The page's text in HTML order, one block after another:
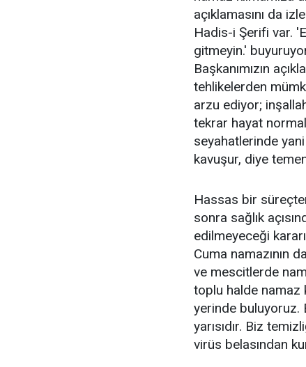
açıklamasını da
Hadis-i Şerifi var.
gitmeyin.'
Başkanımızın
tehlikelerden
arzu ediyor;
tekrar hayat
seyahatlerinde
kavuşur, diye
Hassas bir
sonra sağlık
edilmeyeceği
Cuma namazının
ve mescitlerde
toplu halde namaz
yerinde buluyoruz.
yarısıdır. Biz
virüs belasından